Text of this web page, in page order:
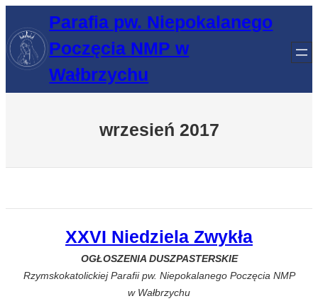
treści
Parafia pw. Niepokalanego
Poczęcia NMP w
Wałbrzychu
wrzesień 2017
XXVI Niedziela Zwykła
OGŁOSZENIA DUSZPASTERSKIE
Rzymskokatolickiej Parafii pw. Niepokalanego Poczęcia NMP
w Wałbrzychu